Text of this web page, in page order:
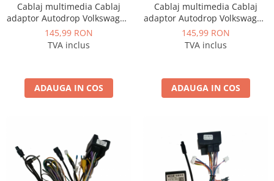
Rame adaptoare Hummer
Camere marșarier auto
Camere marșarier auto
Camere marșarier universale
Camere Volkswagen
Camere Mercedes Benz
Cablaj multimedia Cablaj
adaptor Autodrop Volkswagen
Touareg (2002-2010) pentru
Navigații multimedia Android
145,99 RON
TVA inclus
ADAUGA IN COS
Cablaj multimedia Cablaj
adaptor Autodrop Volkswagen
Touran (2006-2008) pentru
Navigații multimedia Android
145,99 RON
TVA inclus
ADAUGA IN COS